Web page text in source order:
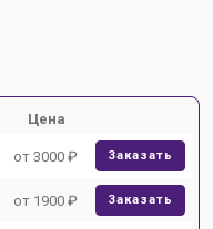
Цена
от 3000 ₽ Заказать
от 1900 ₽ Заказать